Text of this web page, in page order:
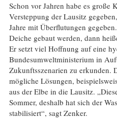
Schon vor Jahren habe es große
Versteppung der Lausitz
Jahre mit Überflutungen
Deiche gebaut werden, dann
Er setzt viel Hoffnung auf eine
Bundesumweltministerium in
Zukunftsszenarien zu erkunden.
mögliche Lösungen,
aus der Elbe in die Lausitz.
Sommer, deshalb hat sich der
stabilisiert“, sagt Zenker.